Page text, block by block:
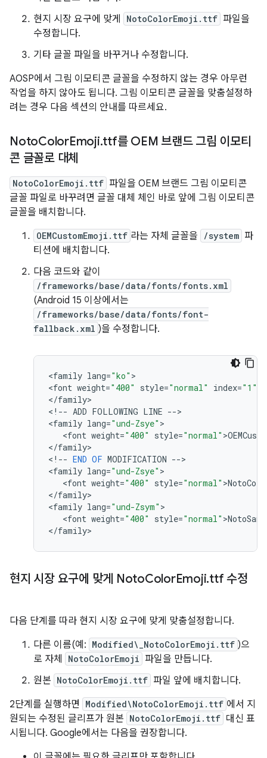
현지 시장 요구에 맞게
NotoColorEmoji.ttf 파일을
수정합니다.
기타 글꼴 파일을 바꾸거나 수정합니다.
AOSP에서 그림 이모티콘 글꼴을 수정하지 않는 경우 아무런
작업을 하지 않아도 됩니다. 그림 이모티콘 글꼴을 맞춤설정하
려는 경우 다음 섹션의 안내를 따르세요.
NotoColorEmoji.ttf를 OEM 브랜드 그림 이모티
콘 글꼴로 대체
NotoColorEmoji.ttf 파일을 OEM 브랜드 그림 이모티콘
글꼴 파일로 바꾸려면 글꼴 대체 체인 바로 앞에 그림 이모티콘
글꼴을 배치합니다.
OEMCustomEmoji.ttf 라는 자체 글꼴을 /system 파
티션에 배치합니다.
다음 코드와 같이
/frameworks/base/data/fonts/fonts.xml
(Android 15 이상에서는
/frameworks/base/data/fonts/font-
fallback.xml )을 수정합니다.
<family lang="ko" >
<font weight="400" style="normal" index="1"
</family>
< ! -- ADD FOLLOWING LINE -->
<family lang="und-Zsye" >
   <
font weight="400" style="normal" >
</family>
< ! -- END OF MODIFICATION -->
<family lang="und-Zsye" >
   <
font weight="400" style="normal" >
</family>
<family lang="und-Zsym" >
   <
font weight="400" style="normal" >
</family
현지 시장 요구에 맞게 NotoColorEmoji.ttf 수정
다음 단계를 따라 현지 시장 요구에 맞게 맞춤설정합니다.
다른 이름(예: Modified\_NotoColorEmoji.ttf )으
로 자체
NotoColorEmoji 파일을 만듭니다.
원본 NotoColorEmoji.ttf 파일 앞에 배치합니다.
2단계를 실행하면
Modified\NotoColorEmoji.ttf 에서 지
원되는 수정된 글리프가 원본 NotoColorEmoji.ttf 대신 표
시됩니다. Google에서는 다음을 권장합니다.